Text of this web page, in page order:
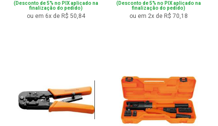
(Desconto de 5% no PIX aplicado na
finalização do pedido)
ou em 6x de R$ 50,84
(Desconto de 5% no PIX aplicado na
finalização do pedido)
ou em 2x de R$ 70,18